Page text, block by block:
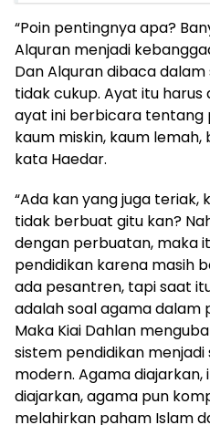
“Poin pentingnya apa?
Alquran menjadi
Dan Alquran dibaca
tidak cukup. Ayat itu
ayat ini berbicara
kaum miskin, kaum
kata Haedar.
“Ada kan yang juga teriak,
tidak berbuat gitu kan?
dengan perbuatan, maka
pendidikan karena masih
ada pesantren, tapi saat
adalah soal agama
Maka Kiai Dahlan
sistem pendidikan
modern. Agama
diajarkan, agama pun
melahirkan paham Islam